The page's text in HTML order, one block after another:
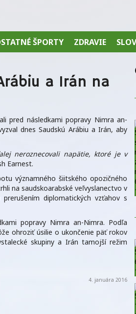
ŠPORTY ZDRAVIE
a Irán na
pred následkami popravy Nimra an-
dnes Saudskú Arábiu a Irán, aby
neroznecovali napätie, ktoré je v
Earnest.
významného šiitského opozičného
na saudskoarabské veľvyslanectvo v
diplomatických vzťahov s
popravy Nimra an-Nimra. Podľa
ohroziť úsilie o ukončenie päť rokov
skupiny a Irán tamojší režim
4. januára 2016